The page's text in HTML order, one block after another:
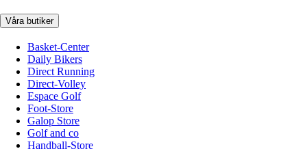
Våra butiker
Basket-Center
Daily Bikers
Direct Running
Direct-Volley
Espace Golf
Foot-Store
Galop Store
Golf and co
Handball-Store